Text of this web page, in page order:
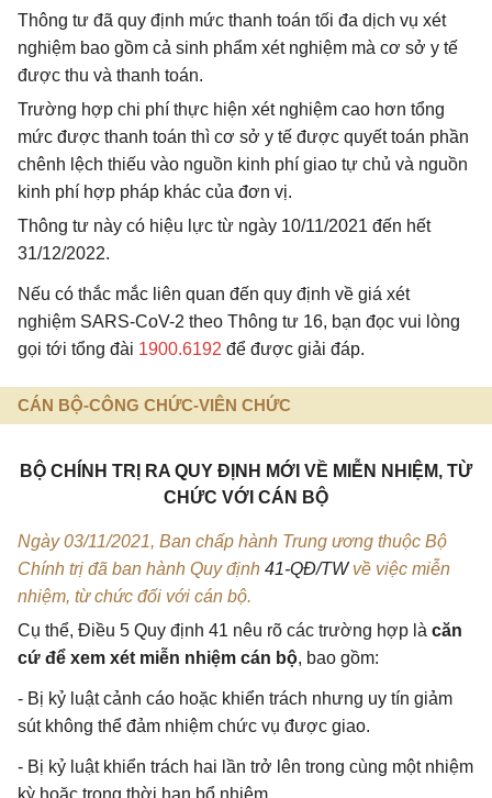
Thông tư đã quy định mức thanh toán tối đa dịch vụ xét
nghiệm bao gồm cả sinh phẩm xét nghiệm mà cơ sở y tế
được thu và thanh toán.
Trường hợp chi phí thực hiện xét nghiệm cao hơn tổng
mức được thanh toán thì cơ sở y tế được quyết toán phần
chênh lệch thiếu vào nguồn kinh phí giao tự chủ và nguồn
kinh phí hợp pháp khác của đơn vị.
Thông tư này có hiệu lực từ ngày 10/11/2021 đến hết
31/12/2022.
Nếu có thắc mắc liên quan đến quy định về giá xét
nghiệm SARS-CoV-2 theo Thông tư 16, bạn đọc vui lòng
gọi tới tổng đài 1900.6192 để được giải đáp.
CÁN BỘ-CÔNG CHỨC-VIÊN CHỨC
BỘ CHÍNH TRỊ RA QUY ĐỊNH MỚI VỀ MIỄN NHIỆM, TỪ
CHỨC VỚI CÁN BỘ
Ngày 03/11/2021, Ban chấp hành Trung ương thuộc Bộ
Chính trị đã ban hành Quy định 41-QĐ/TWvề việc miễn
nhiệm, từ chức đối với cán bộ.
Cụ thể, Điều 5 Quy định 41 nêu rõ các trường hợp là căn
cứ để xem xét miễn nhiệm cán bộ, bao gồm:
- Bị kỷ luật cảnh cáo hoặc khiển trách nhưng uy tín giảm
sút không thể đảm nhiệm chức vụ được giao.
- Bị kỷ luật khiển trách hai lần trở lên trong cùng một nhiệm
kỳ hoặc trong thời hạn bổ nhiệm.